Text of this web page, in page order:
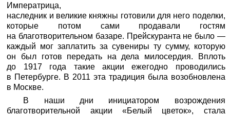
Императрица,
наследник и великие княжны готовили для него поделки,
которые потом сами продавали гостям
на благотворительном базаре. Прейскуранта не было —
каждый мог заплатить за сувениры ту сумму, которую
он был готов передать на дела милосердия. Вплоть
до 1917 года такие акции ежегодно проводились
в Петербурге. В 2011 эта традиция была возобновлена
в Москве.
В наши дни инициатором возрождения
благотворительной акции «Белый цветок», стала